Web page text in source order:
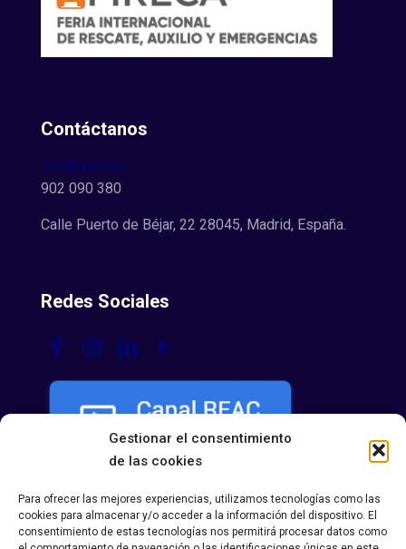
Gestionar el consentimiento
de las cookies
Para ofrecer las mejores experiencias, utilizamos tecnologías como las
cookies para almacenar y/o acceder a la información del dispositivo. El
consentimiento de estas tecnologías nos permitirá procesar datos como
Contáctanos
info@reac.es
902 090 380
Calle Puerto de Béjar, 22 28045, Madrid, España.
Redes Sociales